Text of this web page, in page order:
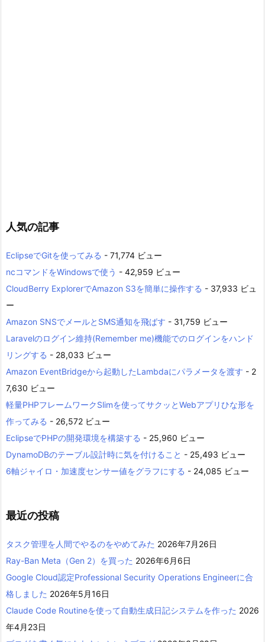
人気の記事
EclipseでGitを使ってみる - 71,774 ビュー
ncコマンドをWindowsで使う - 42,959 ビュー
CloudBerry ExplorerでAmazon S3を簡単に操作する - 37,933 ビュ
ー
Amazon SNSでメールとSMS通知を飛ばす - 31,759 ビュー
Laravelのログイン維持(Remember me)機能でのログインをハンド
リングする - 28,033 ビュー
Amazon EventBridgeから起動したLambdaにパラメータを渡す - 2
7,630 ビュー
軽量PHPフレームワークSlimを使ってサクッとWebアプリひな形を
作ってみる - 26,572 ビュー
EclipseでPHPの開発環境を構築する - 25,960 ビュー
DynamoDBのテーブル設計時に気を付けること - 25,493 ビュー
6軸ジャイロ・加速度センサー値をグラフにする - 24,085 ビュー
最近の投稿
タスク管理を人間でやるのをやめてみた 2026年7月26日
Ray-Ban Meta（Gen 2）を買った 2026年6月6日
Google Cloud認定Professional Security Operations Engineerに合
格しました 2026年5月16日
Claude Code Routineを使って自動生成日記システムを作った 2026
年4月23日